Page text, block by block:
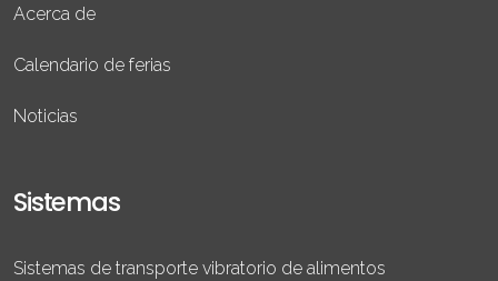
Acerca de
Calendario de ferias
Noticias
Sistemas
Sistemas de transporte vibratorio de alimentos